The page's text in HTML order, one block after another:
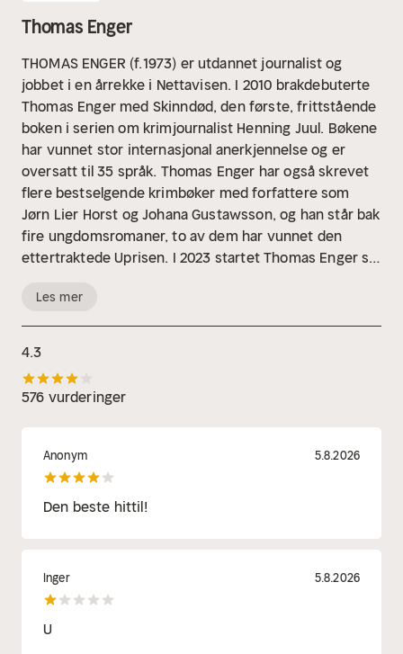
Thomas Enger
THOMAS ENGER (f.1973) er utdannet journalist og
jobbet i en årrekke i Nettavisen. I 2010 brakdebuterte
Thomas Enger med Skinndød, den første, frittstående
boken i serien om krimjournalist Henning Juul. Bøkene
har vunnet stor internasjonal anerkjennelse og er
oversatt til 35 språk. Thomas Enger har også skrevet
flere bestselgende krimbøker med forfattere som
Jørn Lier Horst og Johana Gustawsson, og han står bak
fire ungdomsromaner, to av dem har vunnet den
ettertraktede Uprisen. I 2023 startet Thomas Enger sin
forfatterskapet skriver og spiller han musikk. Enger
bor på Grünerløkka i Oslo.Ugress, den sjette
krimromanen om Henning Juul, utgis for første gang
Les mer
4.3
576 vurderinger
Anonym 5.8.2026
Den beste hittil!
Inger 5.8.2026
U